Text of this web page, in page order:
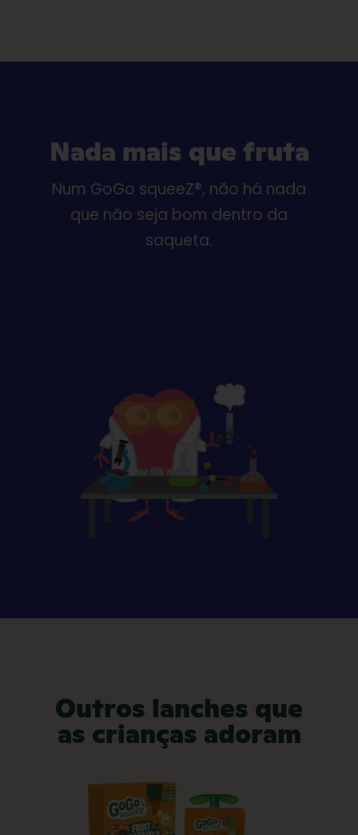
Nada mais que fruta
Num GoGo squeeZ®, não há nada
que não seja bom dentro da
saqueta.
Outros lanches que
as crianças adoram